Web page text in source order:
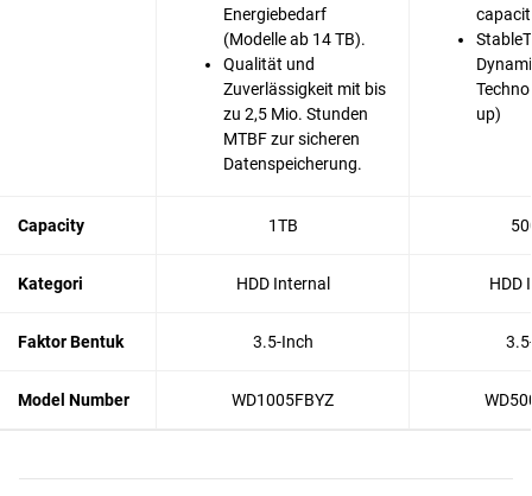
Energiebedarf
(Modelle ab 14 TB).
Qualität und
Zuverlässigkeit mit bis
zu 2,5 Mio. Stunden
MTBF zur sicheren
Datenspeicherung.
up)
Capacity 1TB
Kategori HDD Internal HDD
Faktor Bentuk 3.5-Inch
Model Number WD1005FBYZ